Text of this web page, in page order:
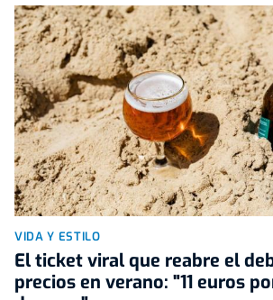
VIDA Y ESTILO
El ticket viral que reabre el
precios en verano: "11 euros